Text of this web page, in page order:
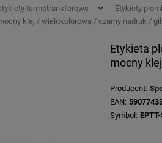
termotransferowe
Etykiety
klej / wielokolorowa / czarny nadruk /
Etykieta
mocny
Producent
EAN
Symbol